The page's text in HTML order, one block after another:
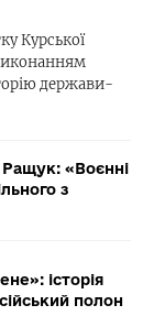
Курської
держави-
«Воєнні
з
історія
полон